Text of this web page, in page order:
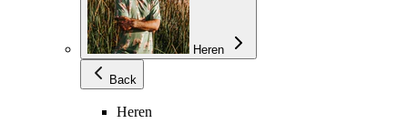
Heren
Back
Heren